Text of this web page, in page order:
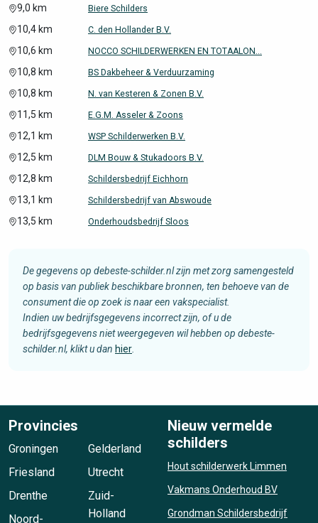
9,0 km Biere Schilders
10,4 km C. den Hollander B.V.
10,6 km NOCCO SCHILDERWERKEN EN TOTAALON...
10,8 km BS Dakbeheer & Verduurzaming
10,8 km N. van Kesteren & Zonen B.V.
11,5 km E.G.M. Asseler & Zoons
12,1 km WSP Schilderwerken B.V.
12,5 km DLM Bouw & Stukadoors B.V.
12,8 km Schildersbedrijf Eichhorn
13,1 km Schildersbedrijf van Abswoude
13,5 km Onderhoudsbedrijf Sloos
De gegevens op debeste-schilder.nl zijn met zorg samengesteld
op basis van publiek beschikbare bronnen, ten behoeve van de
consument die op zoek is naar een vakspecialist.
Indien uw bedrijfsgegevens incorrect zijn, of u de
bedrijfsgegevens niet weergegeven wil hebben op debeste-
schilder.nl, klikt u dan hier
Provincies
Groningen
Friesland
Drenthe
Noord-
Gelderland
Utrecht
Zuid-
Holland
Nieuw vermelde
schilders
Hout schilderwerk Limmen
Vakmans Onderhoud BV
Grondman Schildersbedrijf